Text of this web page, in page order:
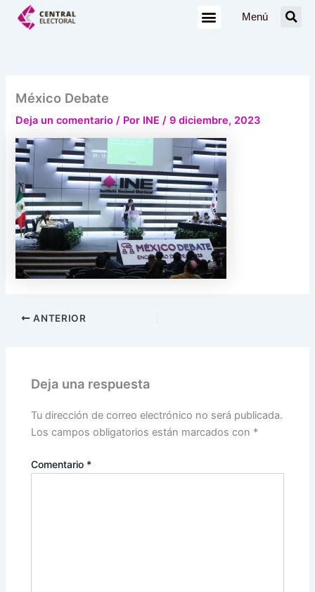
Menú
México Debate
Deja un comentario / Por INE/9 diciembre, 2023
ANTERIOR
Deja una respuesta
Tu dirección de correo electrónico no será publicada.
Los campos obligatorios están marcados con *
Comentario *